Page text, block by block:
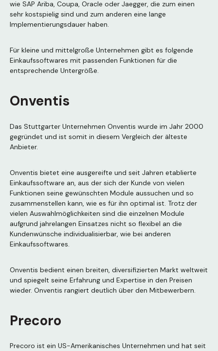
wie SAP Ariba, Coupa, Oracle oder Jaegger, die zum einen
sehr kostspielig sind und zum anderen eine lange
Implementierungsdauer haben.
Für kleine und mittelgroße Unternehmen gibt es folgende
Einkaufssoftwares mit passenden Funktionen für die
entsprechende Untergröße.
Onventis
Das Stuttgarter Unternehmen Onventis wurde im Jahr 2000
gegründet und ist somit in diesem Vergleich der älteste
Anbieter.
Onventis bietet eine ausgereifte und seit Jahren etablierte
Einkaufssoftware an, aus der sich der Kunde von vielen
Funktionen seine gewünschten Module aussuchen und so
zusammenstellen kann, wie es für ihn optimal ist. Trotz der
vielen Auswahlmöglichkeiten sind die einzelnen Module
aufgrund jahrelangen Einsatzes nicht so flexibel an die
Kundenwünsche individualisierbar, wie bei anderen
Einkaufssoftwares.
Onventis bedient einen breiten, diversifizierten Markt weltweit
und spiegelt seine Erfahrung und Expertise in den Preisen
wieder. Onventis rangiert deutlich über den Mitbewerbern.
Precoro
Precoro ist ein US-Amerikanisches Unternehmen und hat seit